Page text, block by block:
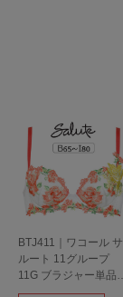
BTJ411｜ワコール サ
ルート 11グループ
11G ブラジャー単品
P-upタイプ